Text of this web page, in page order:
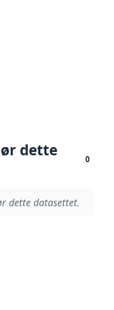
dette
0
dette datasettet.